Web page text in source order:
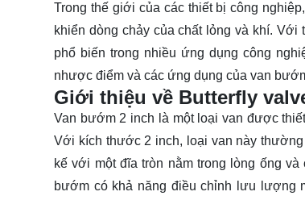
Trong thế giới của các thiết bị công nghiệp,
khiển dòng chảy của chất lỏng và khí.
phổ biến trong nhiều ứng dụng công
nhược điểm và các ứng dụng của van
Giới thiệu về Butterfly
Van bướm 2 inch là một loại van được
Với kích thước 2 inch, loại van này
kế với một đĩa tròn nằm trong lòng ống
bướm có khả năng điều chỉnh lưu lượng